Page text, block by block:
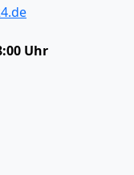
Uhr